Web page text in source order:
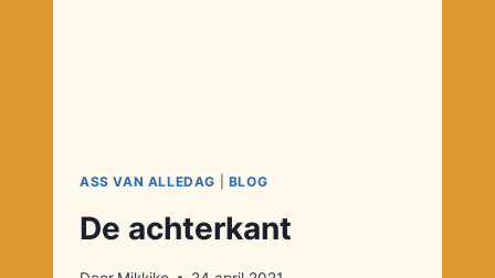
ASS VAN ALLEDAG BLOG
De achterkant